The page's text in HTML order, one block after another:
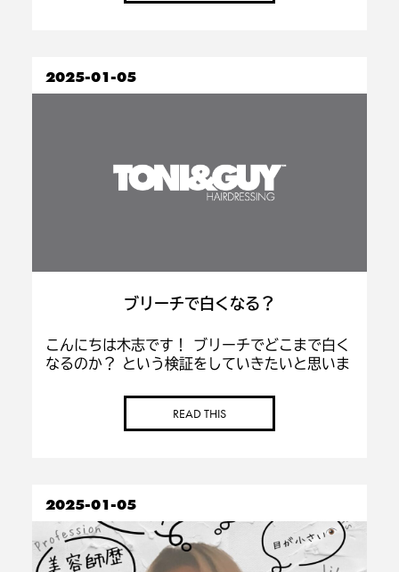
2025-01-05
ブリーチで白くなる？
こんにちは木志です！ ブリーチでどこまで白く
なるのか？ という検証をしていきたいと思いま
します こちらが1回目 まだまだ黄色く白になり
そうにないですね 2回目のブリーチ ようや
READ THIS
2025-01-05